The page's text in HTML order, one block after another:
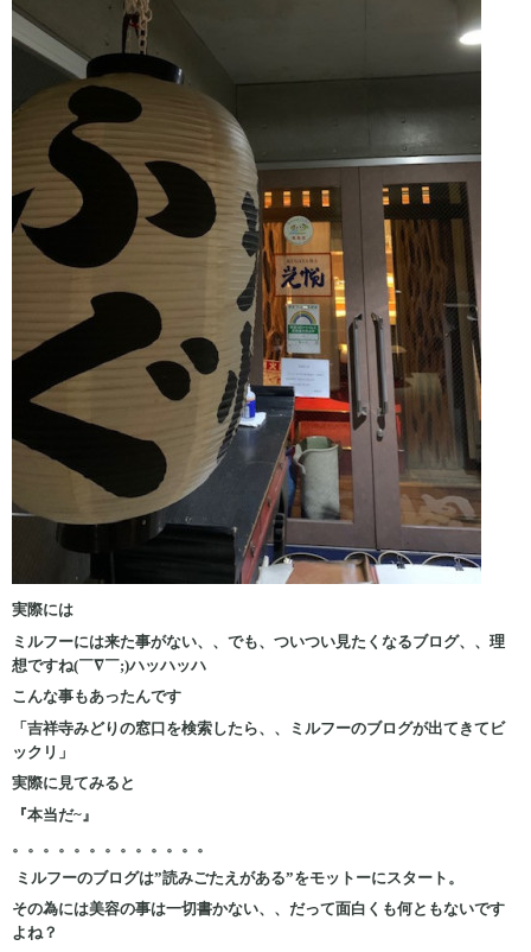
実際には
ミルフーには来た事がない、、でも、ついつい見たくなるブログ、、理
想ですね(￣∇￣;)ハッハッハ
こんな事もあったんです
「吉祥寺みどりの窓口を検索したら、、ミルフーのブログが出てきてビ
ックリ」
実際に見てみると
『本当だ~』
。。。。。。。。。。。。。
ミルフーのブログは”読みごたえがある”をモットーにスタート。
その為には美容の事は一切書かない、、だって面白くも何ともないです
よね？